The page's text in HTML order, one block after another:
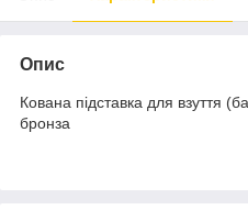
Опис
Кована підставка для взуття
бронза